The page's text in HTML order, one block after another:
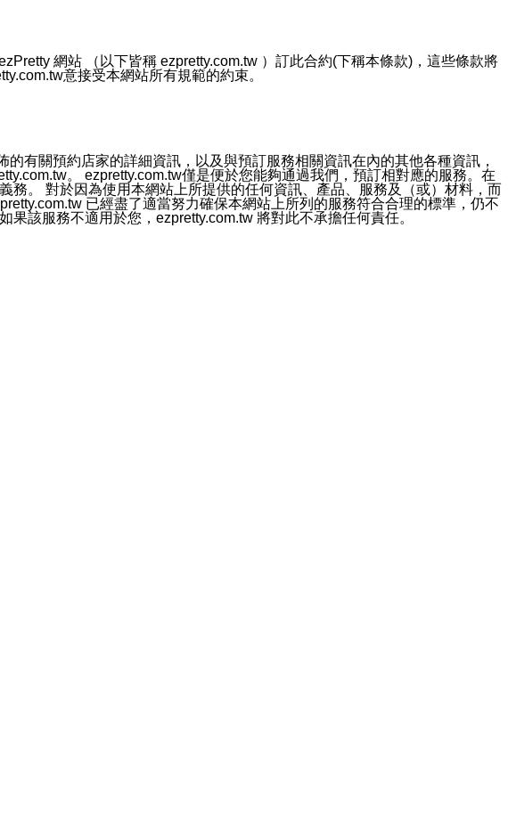
以下三個條件者，將可收到通知型訊息。
網站 （以下皆稱 ezpretty.com.tw ）訂此合約(下稱本條款)，這些條款將
意接受本網站所有規範的約束。
有關預約店家的詳細資訊，以及與預訂服務相關資訊在內的其他各種資訊，
。 ezpretty.com.tw僅是便於您能夠通過我們，預訂相對應的服務。在
務。 對於因為使用本網站上所提供的任何資訊、產品、服務及（或）材料，而
已經盡了適當努力確保本網站上所列的服務符合合理的標準，仍不
該服務不適用於您，ezpretty.com.tw 將對此不承擔任何責任。